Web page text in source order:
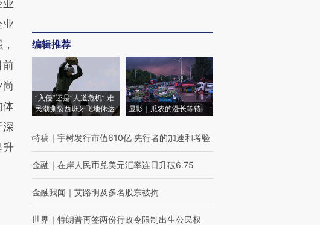
业
前
体
深
升
编辑推荐
“入侵”还是“人道危机” 难
民潮撕裂西班牙飞地休达
显影｜瓜农的漫长等待
特稿 ｜ 宇树发行市值610亿 先行者的加速和考验
金融 ｜ 在岸人民币兑美元汇率连日升破6.75
金融我闻 ｜ 艾路明及多名股东被拘
世界 ｜ 特朗普再签两份行政令限制出生公民权